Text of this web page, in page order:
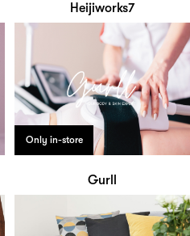
Heijiworks7
Only in-store
Gurll